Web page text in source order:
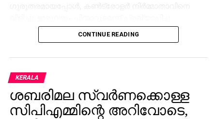
സാഹചര്യത്തില്‍ ശശി അയ്യന്‍ചിറ ശാന്തമായി,
‘മമ്മൂക്ക അഭിനയിക്കണ്ട, മേജര്‍ സാര്‍ സംവിധാനം
പിടിച്ച് ഒരു മുറിയിലേക്ക് കൊണ്ടുപോയി കതക് അടച്ചു.
വെറും അഞ്ച് മിനിറ്റിനുള്ളില്‍ തന്നെ എല്ലാ
പ്രശ്‌നങ്ങളും പരിഹരിച്ചതായി അദ്ദേഹം പറയുന്നു.
തുടര്‍ന്ന് മൂവരും ചിരിച്ചുകൊണ്ട് മുറിയില്‍ നിന്ന്
CONTINUE READING
KERALA
ശബരിമല സ്വര്‍ണക്കൊള്ള
സിപിഎമ്മിന്റെ അറിവോടെ,